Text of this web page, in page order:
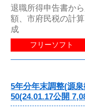
退職所得申告書か
額、市府民税の計
成
フリーソフト
5年分年末調整(源
50(24.01.17公開